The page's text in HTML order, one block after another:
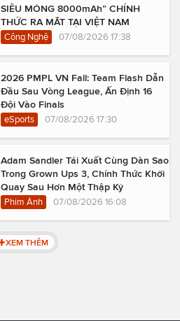
SIÊU MỎNG 8000mAh” CHÍNH
THỨC RA MẮT TẠI VIỆT NAM
Công Nghệ 07/08/2026 17:38
2026 PMPL VN Fall: Team Flash Dẫn
Đầu Sau Vòng League, Ấn Định 16
Đội Vào Finals
eSports 07/08/2026 17:30
Adam Sandler Tái Xuất Cùng Dàn Sao
Trong Grown Ups 3, Chính Thức Khởi
Quay Sau Hơn Một Thập Kỷ
Phim Ảnh 07/08/2026 16:08
XEM THÊM